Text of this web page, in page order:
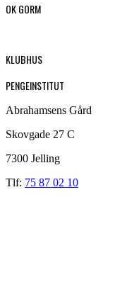
OK GORM
KLUBHUS
PENGEINSTITUT
Abrahamsens Gård
Skovgade 27 C
7300 Jelling
Tlf: 75 87 02 10